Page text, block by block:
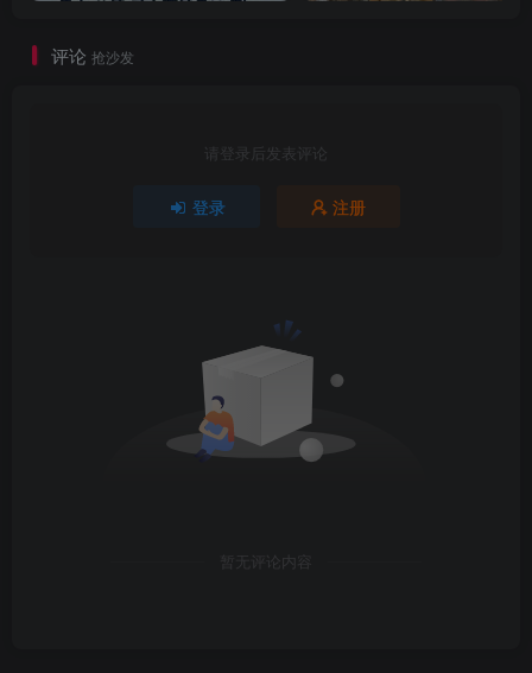
评论 抢沙发
请登录后发表评论
登录 注册
暂无评论内容